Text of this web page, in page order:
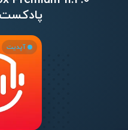
پادکست
آپدیت